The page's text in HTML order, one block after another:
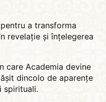
a transforma
revelație și înțelegerea
care Academia devine
dincolo de aparențe
spirituali.